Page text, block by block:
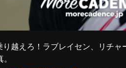
り越えろ！ラブレイセン、リチ